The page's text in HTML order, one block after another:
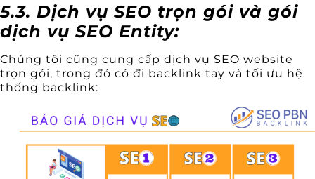
5.3. Dịch vụ SEO trọn gói và gói
dịch vụ SEO Entity:
Chúng tôi cũng cung cấp dịch vụ SEO website
trọn gói, trong đó có đi backlink tay và tối ưu hệ
thống backlink: